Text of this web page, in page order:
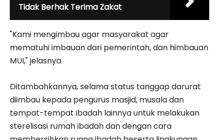
Tidak Berhak Terima Zakat
"Kami mengimbau agar masyarakat agar
mematuhi imbauan dari pemerintah, dan himbauan
MUI," jelasnya.
Ditambahkannya, selama status tanggap darurat
diimbau kepada pengurus masjid, musala dan
tempat-tempat ibadah lainnya untuk melakukan
sterelisasi rumah ibadah dan dengan cara